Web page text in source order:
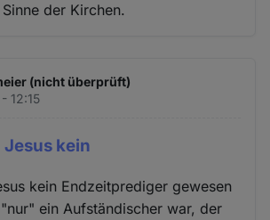
der Kirchen.
(nicht überprüft)
12:15
kein
kein Endzeitprediger gewesen
ein Aufständischer war, der